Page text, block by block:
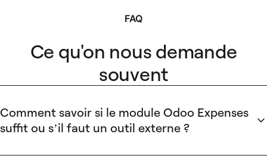
FAQ
Ce qu'on nous demande
souvent
Comment savoir si le module Odoo Expenses
suffit ou s’il faut un outil externe ?
paiements par carte, de circuits d’approbation multi-niveaux